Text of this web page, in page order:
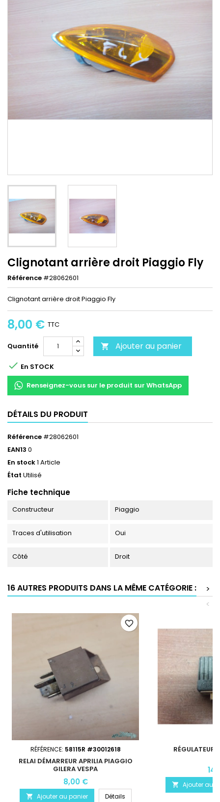
Clignotant arrière droit Piaggio Fly
Référence #28062601
Clignotant arrière droit Piaggio Fly
8,00 € TTC
Quantité  Ajouter au panier
 En STOCK
Renseignez-vous sur le produit sur WhatsApp
DÉTAILS DU PRODUIT
Référence #28062601
EAN13 0
En stock1 Article
État Utilisé
Fiche technique
Constructeur Piaggio
Traces d'utilisation Oui
Côté Droit
16 AUTRES PRODUITS DANS LA MÊME CATÉGORIE :
>
<
RÉFÉRENCE: 58115R #30012618
RELAI DÉMARREUR APRILIA PIAGGIO
GILERA VESPA
8,00 €
 Ajouter au panier Détails
favorite_border
RÉGULATEUR
 Ajouter au